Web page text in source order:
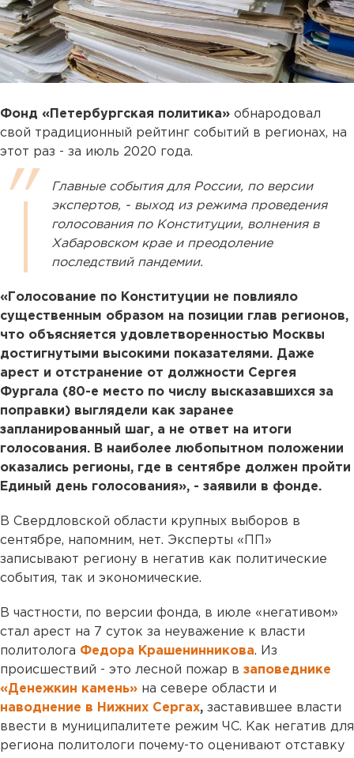
Фонд «Петербургская политика» обнародовал
свой традиционный рейтинг событий в регионах, на
этот раз - за июль 2020 года.
Главные события для России, по версии
экспертов, - выход из режима проведения
голосования по Конституции, волнения в
Хабаровском крае и преодоление
последствий пандемии.
«Голосование по Конституции не повлияло
существенным образом на позиции глав регионов,
что объясняется удовлетворенностью Москвы
достигнутыми высокими показателями. Даже
арест и отстранение от должности Сергея
Фургала (80-е место по числу высказавшихся за
поправки) выглядели как заранее
запланированный шаг, а не ответ на итоги
голосования. В наиболее любопытном положении
оказались регионы, где в сентябре должен пройти
Единый день голосования», - заявили в фонде.
В Свердловской области крупных выборов в
сентябре, напомним, нет. Эксперты «ПП»
записывают региону в негатив как политические
события, так и экономические.
В частности, по версии фонда, в июле «негативом»
стал арест на 7 суток за неуважение к власти
политолога Федора Крашенинникова. Из
происшествий - это лесной пожар в заповеднике
«Денежкин камень» на севере области и
наводнение в Нижних Сергах, заставившее власти
ввести в муниципалитете режим ЧС. Как негатив для
региона политологи почему-то оценивают отставку